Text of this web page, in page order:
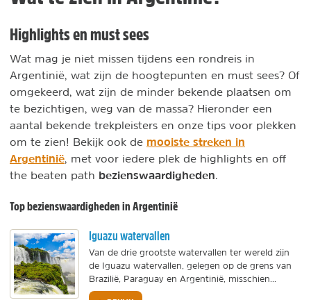
Highlights en must sees
Wat mag je niet missen tijdens een rondreis in
Argentinië, wat zijn de hoogtepunten en must sees? Of
omgekeerd, wat zijn de minder bekende plaatsen om
te bezichtigen, weg van de massa? Hieronder een
aantal bekende trekpleisters en onze tips voor plekken
om te zien! Bekijk ook de mooiste streken in
Argentinië , met voor iedere plek de highlights en off
the beaten path bezienswaardigheden
Top bezienswaardigheden in Argentinië
Iguazu watervallen
Van de drie grootste watervallen ter wereld zijn
de Iguazu watervallen, gelegen op de grens van
Brazilië, Paraguay en Argentinië, misschien...